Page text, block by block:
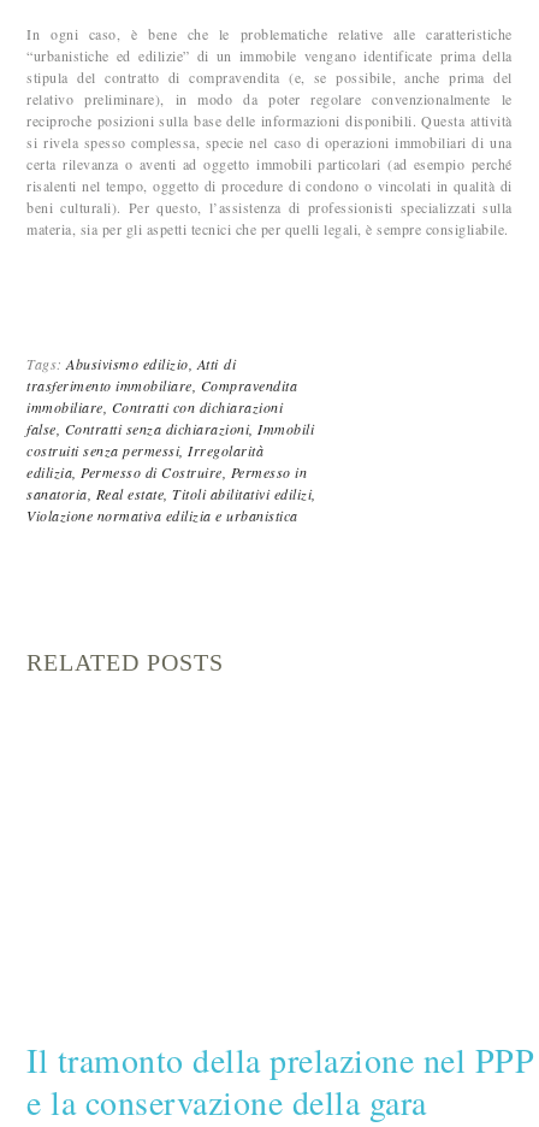
In ogni caso, è bene che le problematiche relative alle caratteristiche
“urbanistiche ed edilizie” di un immobile vengano identificate prima della
stipula del contratto di compravendita (e, se possibile, anche prima del
relativo preliminare), in modo da poter regolare convenzionalmente le
reciproche posizioni sulla base delle informazioni disponibili. Questa attività
si rivela spesso complessa, specie nel caso di operazioni immobiliari di una
certa rilevanza o aventi ad oggetto immobili particolari (ad esempio perché
risalenti nel tempo, oggetto di procedure di condono o vincolati in qualità di
beni culturali). Per questo, l’assistenza di professionisti specializzati sulla
materia, sia per gli aspetti tecnici che per quelli legali, è sempre consigliabile.
Tags:Abusivismo edilizio, Atti di
trasferimento immobiliare, Compravendita
immobiliare, Contratti con dichiarazioni
false, Contratti senza dichiarazioni, Immobili
costruiti senza permessi, Irregolarità
edilizia, Permesso di Costruire, Permesso in
sanatoria, Real estate, Titoli abilitativi edilizi,
Violazione normativa edilizia e urbanistica
RELATED POSTS
Il tramonto della prelazione nel PPP
e la conservazione della gara